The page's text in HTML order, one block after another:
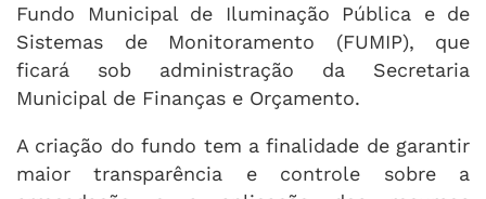
Fundo Municipal de Iluminação Pública e de
Sistemas de Monitoramento (FUMIP), que
ficará sob administração da Secretaria
Municipal de Finanças e Orçamento.
A criação do fundo tem a finalidade de garantir
maior transparência e controle sobre a